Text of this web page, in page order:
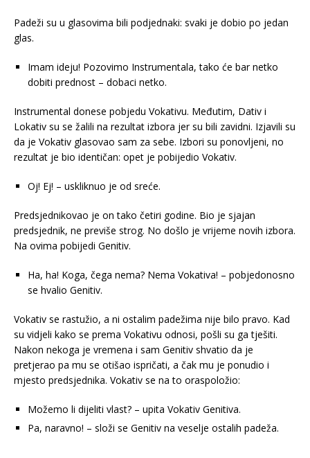
Padeži su u glasovima bili podjednaki: svaki je dobio po jedan
glas.
Imam ideju! Pozovimo Instrumentala, tako će bar netko
dobiti prednost – dobaci netko.
Instrumental donese pobjedu Vokativu. Međutim, Dativ i
Lokativ su se žalili na rezultat izbora jer su bili zavidni. Izjavili su
da je Vokativ glasovao sam za sebe. Izbori su ponovljeni, no
rezultat je bio identičan: opet je pobijedio Vokativ.
Oj! Ej! – uskliknuo je od sreće.
Predsjednikovao je on tako četiri godine. Bio je sjajan
predsjednik, ne previše strog. No došlo je vrijeme novih izbora.
Na ovima pobijedi Genitiv.
Ha, ha! Koga, čega nema? Nema Vokativa! – pobjedonosno
se hvalio Genitiv.
Vokativ se rastužio, a ni ostalim padežima nije bilo pravo. Kad
su vidjeli kako se prema Vokativu odnosi, pošli su ga tješiti.
Nakon nekoga je vremena i sam Genitiv shvatio da je
pretjerao pa mu se otišao ispričati, a čak mu je ponudio i
mjesto predsjednika. Vokativ se na to oraspoložio:
Možemo li dijeliti vlast? – upita Vokativ Genitiva.
Pa, naravno! – složi se Genitiv na veselje ostalih padeža.